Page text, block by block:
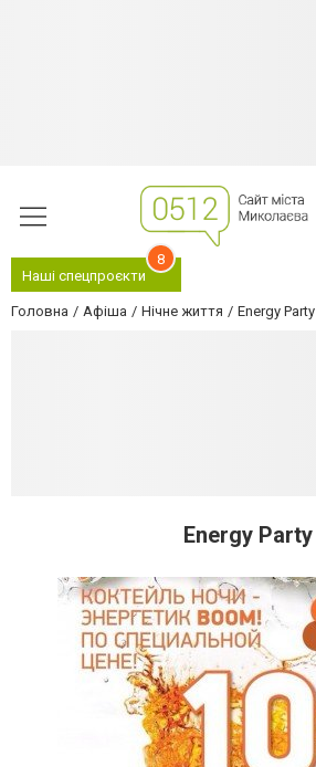
Наші спецпроєкти
8
Головна Афіша Нічне життя Energy Party
Energy Party